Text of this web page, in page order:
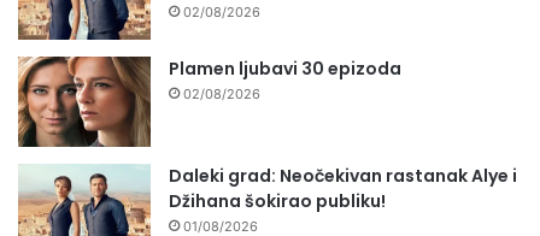
02/08/2026
Plamen ljubavi 30 epizoda
02/08/2026
Daleki grad: Neočekivan rastanak Alye i
Džihana šokirao publiku!
01/08/2026